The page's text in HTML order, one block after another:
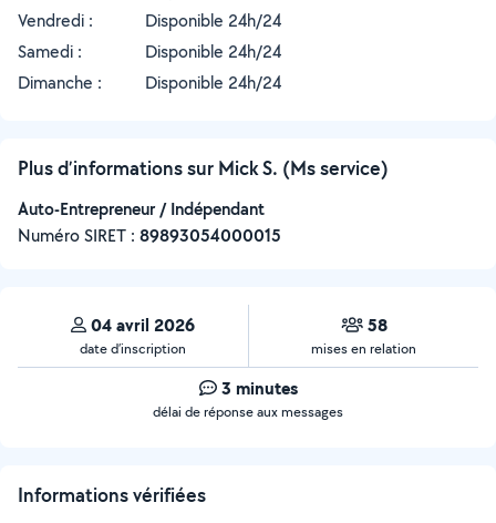
Vendredi :
Disponible 24h/24
Samedi :
Disponible 24h/24
Dimanche :
Disponible 24h/24
Plus d’informations sur Mick S. (Ms service)
Auto-Entrepreneur / Indépendant
Numéro SIRET : ‍89893054000015
04 avril 2026
date d’inscription
58
mises en relation
3 minutes
délai de réponse aux messages
Informations vérifiées